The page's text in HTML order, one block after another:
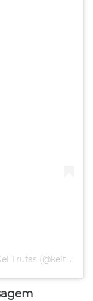
Uma publicação compartilhada por Kel Trufas (@keltrufas)